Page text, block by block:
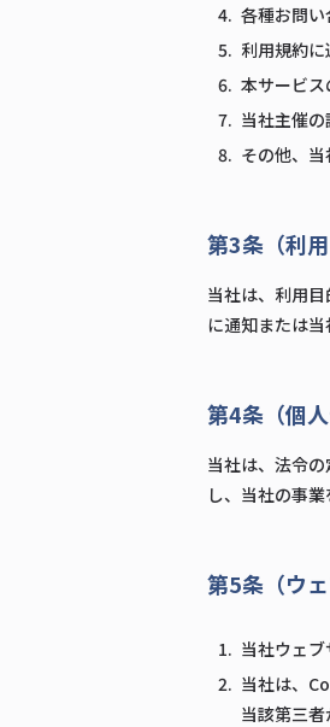
各種お問い
利用規約
本サービス
当社主催
その他、当
第3条（利
当社は、利用
に通知または
第4条（個
当社は、法令
し、当社の事
第5条（ウ
当社ウェ
当社は、
当該第三